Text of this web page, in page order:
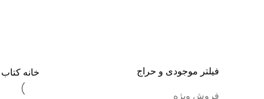
فیلتر موجودی و حراج
فروش ویژه
خانه